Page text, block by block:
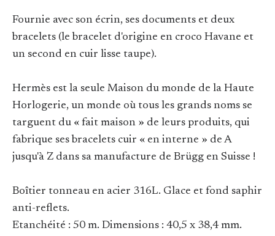
Fournie avec son écrin, ses documents et deux
bracelets (le bracelet d'origine en croco Havane et
un second en cuir lisse taupe).
Hermès est la seule Maison du monde de la Haute
Horlogerie, un monde où tous les grands noms se
targuent du « fait maison » de leurs produits, qui
fabrique ses bracelets cuir « en interne » de A
jusqu'à Z dans sa manufacture de Brügg en Suisse !
Boîtier tonneau en acier 316L. Glace et fond saphir
anti-reflets.
Etanchéité : 50 m. Dimensions : 40,5 x 38,4 mm.